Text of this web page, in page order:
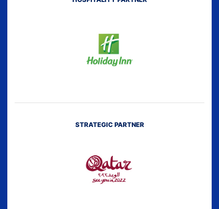
STRATEGIC PARTNER